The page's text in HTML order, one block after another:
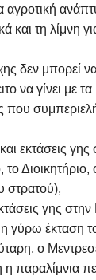
αγροτική
και τη λίμνη
δεν μπορεί
να γίνει με τα
που
εκτάσεις
το
στρατού),
γης
η γύρω έκταση
ο
παραλίμνια